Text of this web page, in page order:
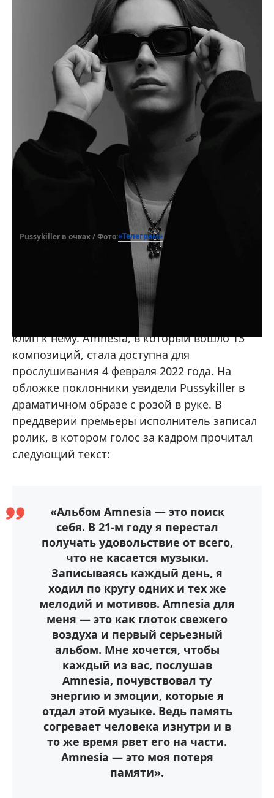
Pussykiller в очках / Фото:«Телеграм»
В конце апреля 2021-го череду альбомов
пополнил Hunter (Part 1), а в августе у
молодого человека вышел сингл «Ярко» и
клип к нему. Amnesia, в который вошло 13
композиций, стала доступна для
прослушивания 4 февраля 2022 года. На
обложке поклонники увидели Pussykiller в
драматичном образе с розой в руке. В
преддверии премьеры исполнитель записал
ролик, в котором голос за кадром прочитал
следующий текст:
«Альбом Amnesia — это поиск
себя. В 21-м году я перестал
получать удовольствие от всего,
что не касается музыки.
Записываясь каждый день, я
ходил по кругу одних и тех же
мелодий и мотивов. Amnesia для
меня — это как глоток свежего
воздуха и первый серьезный
альбом. Мне хочется, чтобы
каждый из вас, послушав
Amnesia, почувствовал ту
энергию и эмоции, которые я
отдал этой музыке. Ведь память
согревает человека изнутри и в
то же время рвет его на части.
Amnesia — это моя потеря
памяти».